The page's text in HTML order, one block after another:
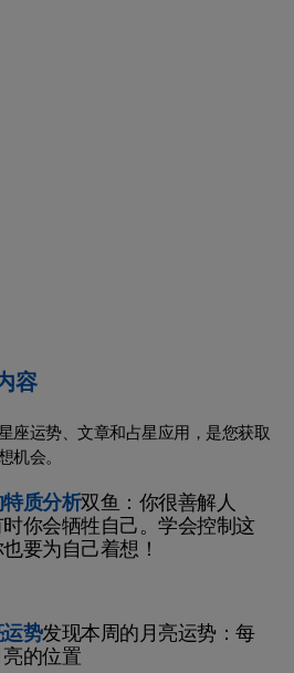
容
座运势、文章和占星应用，是您获取
会。
质分析双鱼：你很善解人
你会牺牲自己。学会控制这
要为自己着想！
势发现本周的月亮运势：每
的位置